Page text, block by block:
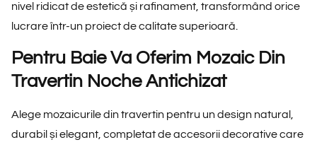
nivel ridicat de estetică și rafinament, transformând orice
lucrare într-un proiect de calitate superioară.
Pentru Baie Va Oferim Mozaic Din
Travertin Noche Antichizat
Alege mozaicurile din travertin pentru un design natural,
durabil și elegant, completat de accesorii decorative care